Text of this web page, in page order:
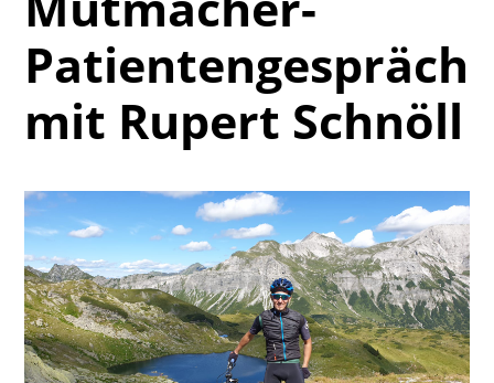
Patientengespräch
mit Rupert Schnöll